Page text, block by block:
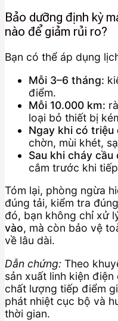
Bảo dưỡng định kỳ
nào để giảm rủi ro?
Bạn có thể áp dụng
Mỗi 3–6 tháng:
điểm.
Mỗi 10.000 km:
loại bỏ thiết bị
Ngay khi có triệu
chờn, mùi khét,
Sau khi cháy cầu
cắm trước khi
Tóm lại, phòng ngừa
đúng tải, kiểm tra
đó, bạn không chỉ xử
vào, mà còn bảo vệ
về lâu dài.
Dẫn chứng: Theo
sản xuất linh kiện
chất lượng tiếp điểm
phát nhiệt cục bộ và
thời gian.